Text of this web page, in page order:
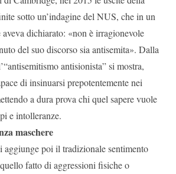
sotto un’indagine del NUS, che in un
dichiarato: «non è irragionevole
del suo discorso sia antisemita». Dalla
antisionista” si mostra,
di insinuarsi prepotentemente nei
a dura prova chi quel sapere vuole
e intolleranze.
maschere
aggiunge poi il tradizionale sentimento
fatto di aggressioni fisiche o